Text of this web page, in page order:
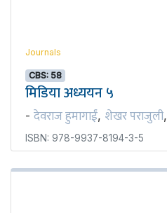
Journals
CBS: 58
मिडिया अध्ययन ५
- देवराज हुमागाईं, शेखर पराजुली,
ISBN: 978-9937-8194-3-5